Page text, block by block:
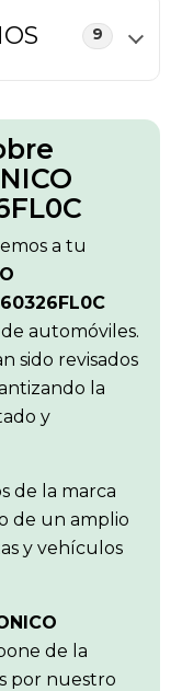
9
a tu
automóviles.
sido revisados
la
y
de la marca
de un amplio
y vehículos
de la
por nuestro